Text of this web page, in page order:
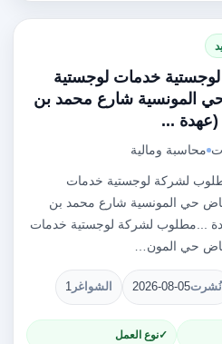
خدمات لوجستية
المونسية شارع محمد بن
...
محاسبة ومالية
لشركة لوجستية خدمات
حي المونسية شارع محمد بن
...مطلوب لشركة لوجستية خدمات
حي المون…
نُشرت2026-08-05 الشواغر 1
نوع العمل